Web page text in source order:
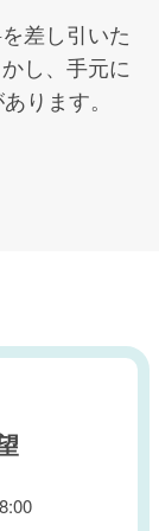
差し引いた
し、手元に
ります。